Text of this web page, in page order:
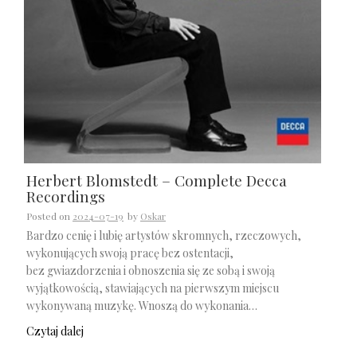
Herbert Blomstedt – Complete Decca
Recordings
Posted on 2024-07-19 by Oskar
Bardzo cenię i lubię artystów skromnych, rzeczowych,
wykonujących swoją pracę bez ostentacji,
bez gwiazdorzenia i obnoszenia się ze sobą i swoją
wyjątkowością, stawiających na pierwszym miejscu
wykonywaną muzykę. Wnoszą do wykonania…
Czytaj dalej